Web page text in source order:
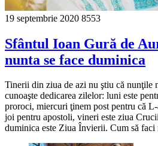
19 septembrie 2020 8553
Sfântul Ioan Gură de
nunta se face duminica
Tinerii din ziua de azi nu ştiu că nunţile
cunoaşte dedicarea zilelor: luni este
proroci, miercuri ţinem post pentru că
joi pentru apostoli, vineri este ziua
duminica este Ziua Învierii. Cum să